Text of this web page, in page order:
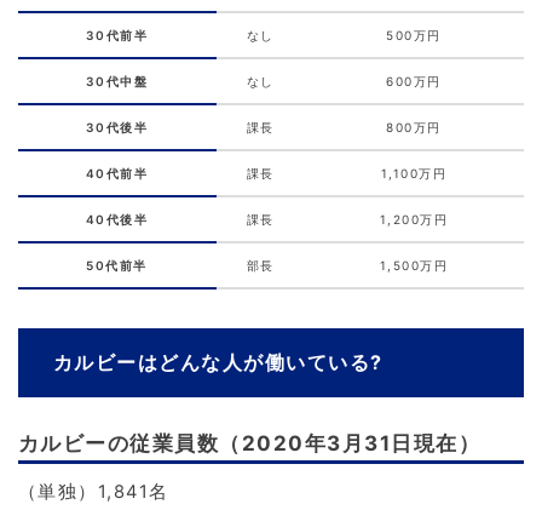
30代前半 なし 500万円
30代中盤 なし 600万円
30代後半 課長 800万円
40代前半 課長 1,100万円
40代後半 課長 1,200万円
50代前半 部長 1,500万円
カルビーはどんな人が働いている?
カルビーの従業員数（2020年3月31日現在）
（単独）1,841名